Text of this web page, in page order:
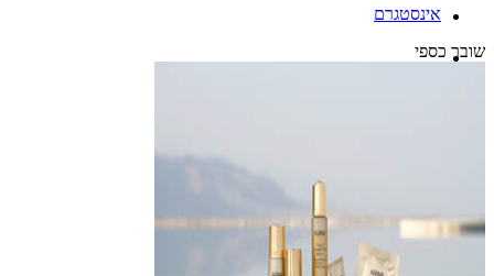
אינסטגרם
שובר כספי